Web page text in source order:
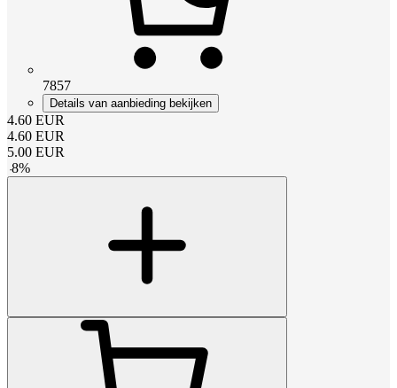
7857
Details van aanbieding bekijken
4.60 EUR
4.60 EUR
5.00 EUR
-8%